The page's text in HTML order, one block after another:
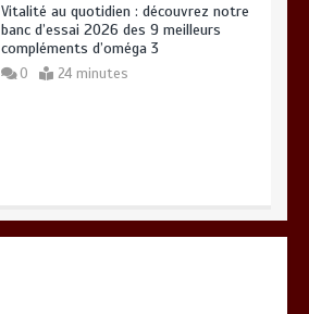
Vitalité au quotidien : découvrez notre
banc d’essai 2026 des 9 meilleurs
compléments d’oméga 3
0 24 minutes